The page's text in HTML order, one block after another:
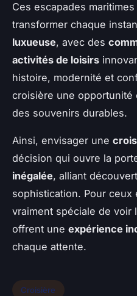
Ces escapades
transformer chaque
luxueuse, avec des
activités de loisirs
histoire, modernité et
croisière une
des souvenirs durables.
Ainsi, envisager une
décision qui ouvre la
inégalée, alliant
sophistication. Pour ceux
vraiment spéciale de voir
offrent une expérience
chaque attente.
Croisière